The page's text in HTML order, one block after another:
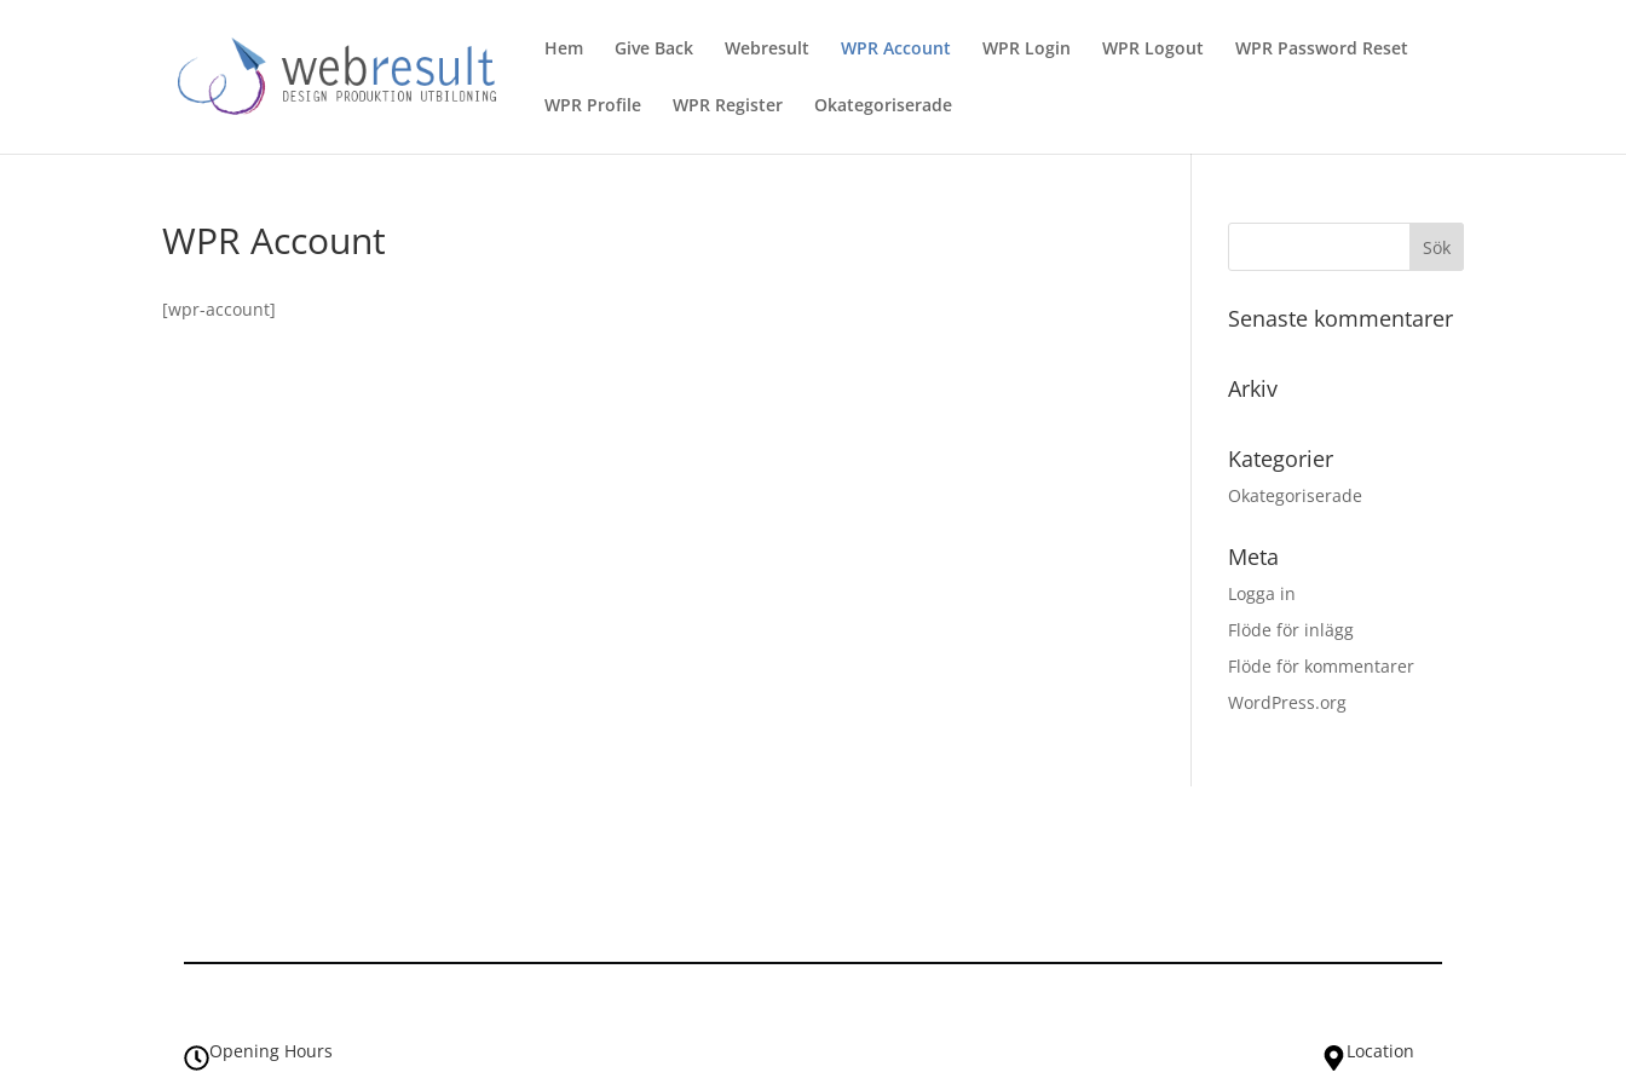
Hem Give Back Webresult WPR Account WPR Login WPR Logout WPR Password Reset
WPR Profile WPR Register Okategoriserade
WPR Account
[wpr-account] Senaste kommentarer
Arkiv
Kategorier
Okategoriserade
Meta
Logga in
Flöde för inlägg
Flöde för kommentarer
WordPress.org
Opening Hours Location